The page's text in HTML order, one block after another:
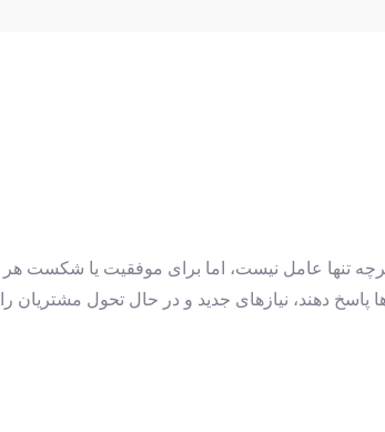
عامل نیست، اما برای موفقیت یا شکست هر
دهند، نیازهای جدید و در حال تحول مشتریان